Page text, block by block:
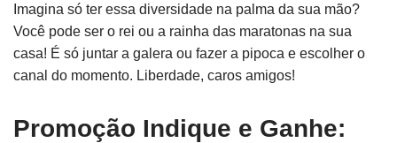
Imagina só ter essa diversidade na palma da sua mão?
Você pode ser o rei ou a rainha das maratonas na sua
casa! É só juntar a galera ou fazer a pipoca e escolher o
canal do momento. Liberdade, caros amigos!
Promoção Indique e Ganhe: